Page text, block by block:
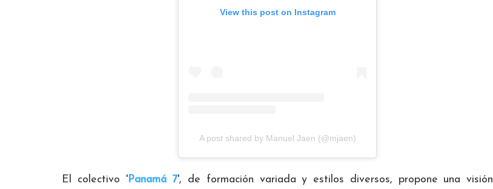
View this post on Instagram
A post shared by Manuel Jaen (@mjaen)
El colectivo 'Panamá 7', de formación variada y estilos diversos, propone una visión